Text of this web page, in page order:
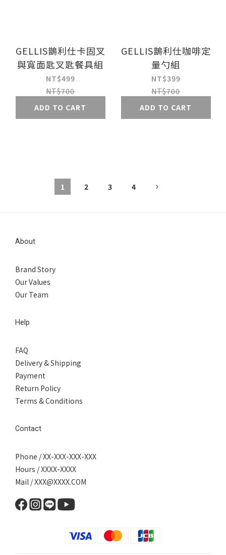
GELLIS鵲利仕卡固叉
與寬面匙叉匙餐具組
NT$499
NT$700
ADD TO CART
GELLIS鵲利仕咖啡定
量勺組
NT$399
NT$700
ADD TO CART
1 2 3 4
About
Brand Story
Our Values
Our Team
Help
FAQ
Delivery & Shipping
Payment
Return Policy
Terms & Conditions
Contact
Phone / XX-XXX-XXX-XXX
Hours / XXXX-XXXX
Mail / XXX@XXXX.COM